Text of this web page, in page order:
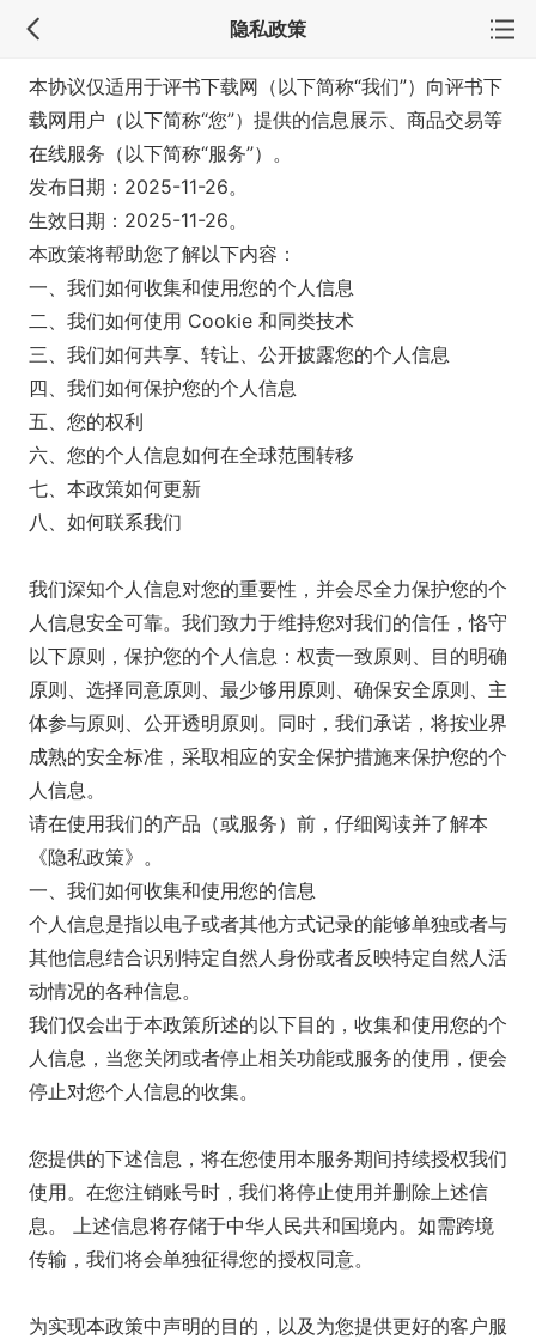
隐私政策
本协议仅适用于评书下载网（以下简称“我们”）向评书下
载网用户（以下简称“您”）提供的信息展示、商品交易等
在线服务（以下简称“服务”）。
发布日期：2025-11-26。
生效日期：2025-11-26。
本政策将帮助您了解以下内容：
一、我们如何收集和使用您的个人信息
二、我们如何使用 Cookie 和同类技术
三、我们如何共享、转让、公开披露您的个人信息
四、我们如何保护您的个人信息
五、您的权利
六、您的个人信息如何在全球范围转移
七、本政策如何更新
八、如何联系我们
我们深知个人信息对您的重要性，并会尽全力保护您的个
人信息安全可靠。我们致力于维持您对我们的信任，恪守
以下原则，保护您的个人信息：权责一致原则、目的明确
原则、选择同意原则、最少够用原则、确保安全原则、主
体参与原则、公开透明原则。同时，我们承诺，将按业界
成熟的安全标准，采取相应的安全保护措施来保护您的个
人信息。
请在使用我们的产品（或服务）前，仔细阅读并了解本
《隐私政策》。
一、我们如何收集和使用您的信息
个人信息是指以电子或者其他方式记录的能够单独或者与
其他信息结合识别特定自然人身份或者反映特定自然人活
动情况的各种信息。
我们仅会出于本政策所述的以下目的，收集和使用您的个
人信息，当您关闭或者停止相关功能或服务的使用，便会
停止对您个人信息的收集。
您提供的下述信息，将在您使用本服务期间持续授权我们
使用。在您注销账号时，我们将停止使用并删除上述信
息。 上述信息将存储于中华人民共和国境内。如需跨境
传输，我们将会单独征得您的授权同意。
为实现本政策中声明的目的，以及为您提供更好的客户服